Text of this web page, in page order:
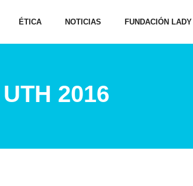
ÉTICA NOTICIAS FUNDACIÓN
2016